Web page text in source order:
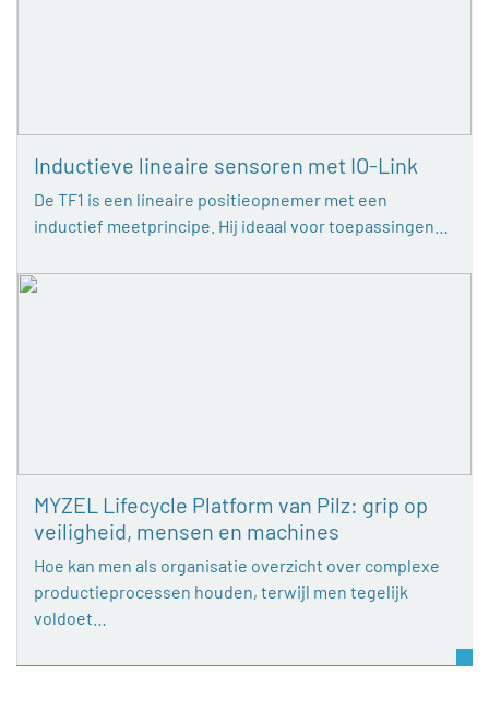
Inductieve lineaire sensoren met IO-Link
De TF1 is een lineaire positieopnemer met een
inductief meetprincipe. Hij ideaal voor toepassingen…
MYZEL Lifecycle Platform van Pilz: grip op
veiligheid, mensen en machines
Hoe kan men als organisatie overzicht over complexe
productieprocessen houden, terwijl men tegelijk
voldoet…